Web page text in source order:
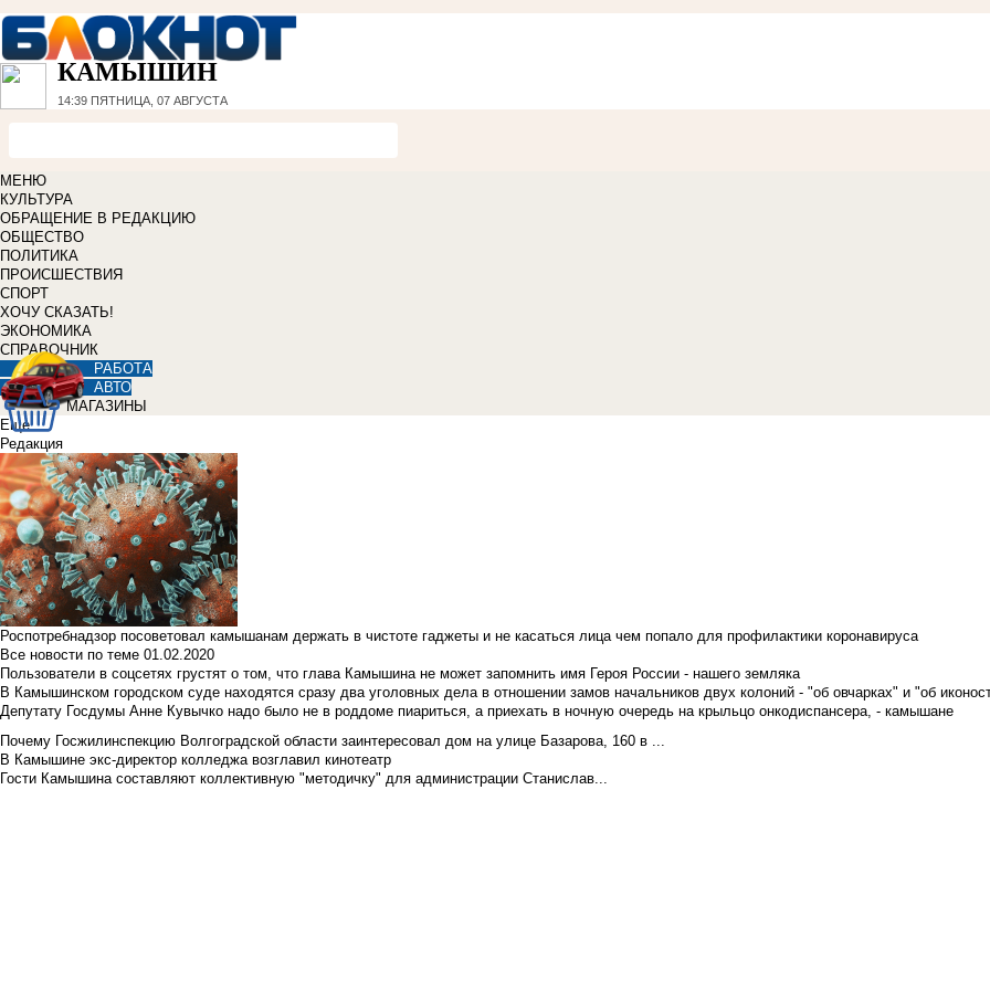
КАМЫШИН
14:39 ПЯТНИЦА, 07 АВГУСТА
МЕНЮ
КУЛЬТУРА
ОБРАЩЕНИЕ В РЕДАКЦИЮ
ОБЩЕСТВО
ПОЛИТИКА
ПРОИСШЕСТВИЯ
СПОРТ
ХОЧУ СКАЗАТЬ!
ЭКОНОМИКА
СПРАВОЧНИК
РАБОТА
АВТО
МАГАЗИНЫ
Еще
Редакция
Роспотребнадзор посоветовал камышанам держать в чистоте гаджеты и не касаться лица чем попало для профилактики коронавируса
Все новости по теме 01.02.2020
Пользователи в соцсетях грустят о том, что глава Камышина не может запомнить имя Героя России - нашего земляка
В Камышинском городском суде находятся сразу два уголовных дела в отношении замов начальников двух колоний - "об овчарках" и "об
Депутату Госдумы Анне Кувычко надо было не в роддоме пиариться, а приехать в ночную очередь на крыльцо онкодиспансера, - камышане
Почему Госжилинспекцию Волгоградской области заинтересовал дом на улице Базарова, 160 в ...
В Камышине экс-директор колледжа возглавил кинотеатр
Гости Камышина составляют коллективную "методичку" для администрации Станислав...